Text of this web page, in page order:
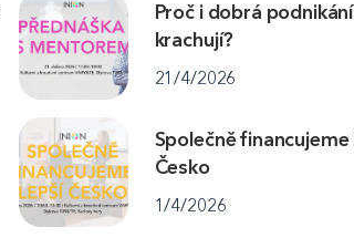
Proč i dobrá
krachují?
21/4/2026
Společně financujeme
Česko
1/4/2026